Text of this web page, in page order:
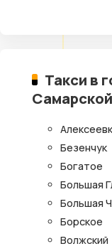
Такси в
Безенчук
Богатое
Большая
Большая
Борское
Волжский